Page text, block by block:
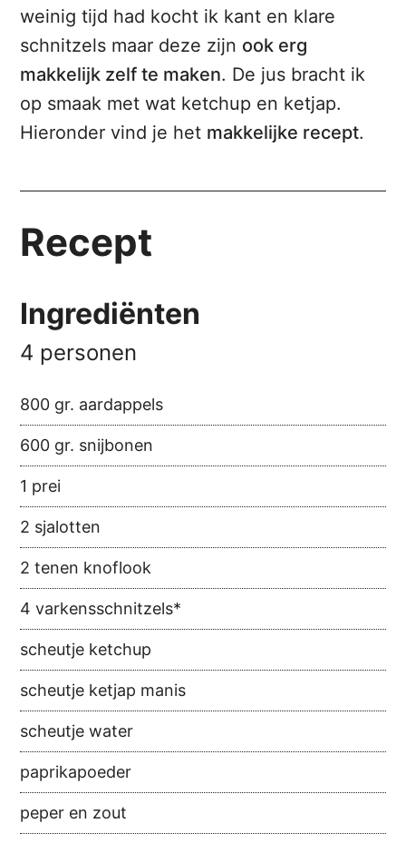
weinig tijd had kocht ik kant en klare
schnitzels maar deze zijn ook erg
makkelijk zelf te maken. De jus bracht ik
op smaak met wat ketchup en ketjap.
Hieronder vind je het makkelijke recept.
Recept
Ingrediënten
4 personen
800 gr. aardappels
600 gr. snijbonen
1 prei
2 sjalotten
2 tenen knoflook
4 varkensschnitzels*
scheutje ketchup
scheutje ketjap manis
scheutje water
paprikapoeder
peper en zout